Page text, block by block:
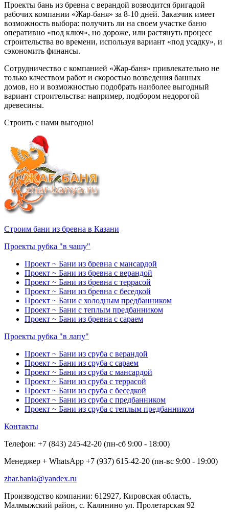
Проекты бань из бревна с верандой возводится бригадой
рабочих компании «Жар-баня» за 8-10 дней. Заказчик имеет
возможность выбора: получить ли на своем участке баню
оперативно «под ключ», но дороже, или растянуть процесс
строительства во времени, используя вариант «под усадку», и
сэкономить финансы.
Сотрудничество с компанией «Жар-баня» привлекательно не
только качеством работ и скоростью возведения банных
домов, но и возможностью подобрать наиболее выгодный
вариант строительства: например, подбором недорогой
древесины.
Строить с нами выгодно!
Строим бани из бревна в Казани
Проекты рубка "в чашу"
Проект ~ Бани из бревна с мансардой
Проект ~ Бани из бревна с верандой
Проект ~ Бани из бревна с террасой
Проект ~ Бани из бревна с беседкой
Проект ~ Бани с холодным предбанником
Проект ~ Бани с теплым предбанником
Проект ~ Бани из бревна с сараем
Проекты рубка "в лапу"
Проект ~ Бани из сруба с верандой
Проект ~ Бани из сруба с сараем
Проект ~ Бани из сруба с мансардой
Проект ~ Бани из сруба с террасой
Проект ~ Бани из сруба с беседкой
Проект ~ Бани из сруба с предбанником
Проект ~ Бани из сруба с теплым предбанником
Контакты
Телефон: +7 (843) 245-42-20 (пн-сб 9:00 - 18:00)
Менеджер + WhatsApp +7 (937) 615-42-20 (пн-вс 9:00 - 19:00)
zhar.bania@yandex.ru
Производство компании: 612927, Кировская область,
Малмыжский район, с. Калинино ул. Пролетарская 92